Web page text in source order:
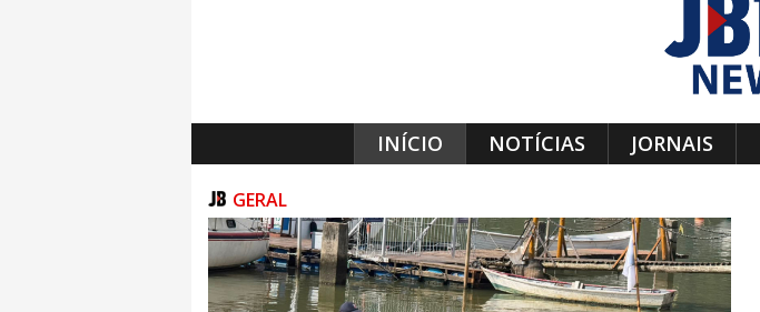
INÍCIO NOTÍCIAS JORNAIS
GERAL